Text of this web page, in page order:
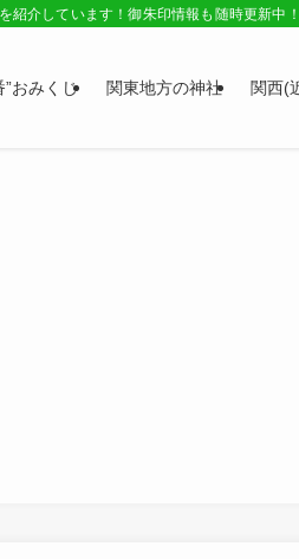
紹介しています！御朱印情報も随時更新中！
”おみくじ 関東地方の神社 関西(